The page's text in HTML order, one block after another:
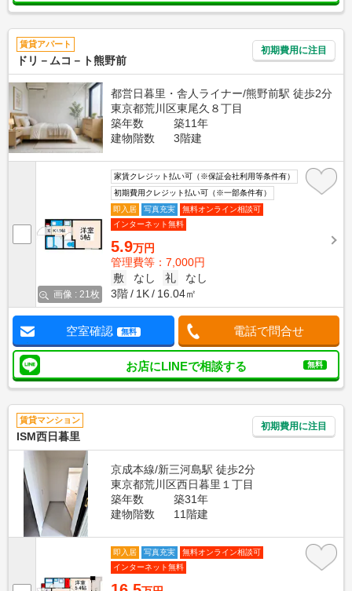
賃貸アパート
ドリ－ムコ－ト熊野前
初期費用に注目
都営日暮里・舎人ライナー/熊野前駅 徒歩2分
東京都荒川区東尾久８丁目
築年数
築11年
建物階数
3階建
画像 : 21枚
家賃クレジット払い可（※保証会社利用等条件有）
初期費用クレジット払い可（※一部条件有）
即入居
写真充実
無料オンライン相談可
インターネット無料
5.9万円
管理費等：7,000円
敷
なし 礼
なし
3階
1K 16.04㎡
空室確認 無料 電話で問合せ
お店にLINEで相談する 無料
賃貸マンション
ISM西日暮里
初期費用に注目
京成本線/新三河島駅 徒歩2分
東京都荒川区西日暮里１丁目
築年数
築31年
建物階数
11階建
即入居 写真充実
無料オンライン相談可
インターネット無料